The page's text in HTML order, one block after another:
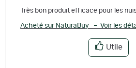
Très bon produit efficace pour les
Acheté sur NaturaBuy – Voir les
Utile